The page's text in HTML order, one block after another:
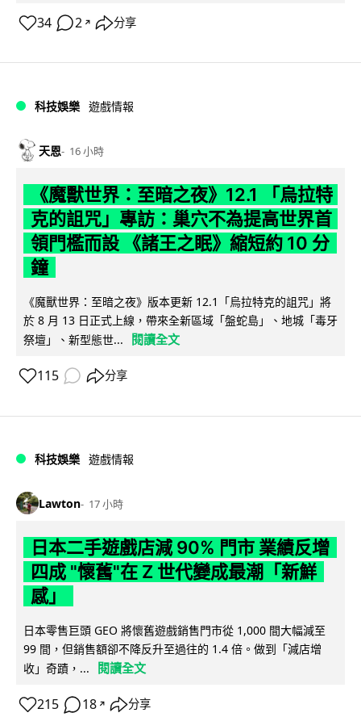
34 2 ↗ 分享
科技娛樂 遊戲情報
天恩 16 小時
《魔獸世界：至暗之夜》12.1 「烏拉特
克的詛咒」專訪：巢穴不為提高世界首
領門檻而設 《諸王之眠》縮短約 10 分
鐘
《魔獸世界：至暗之夜》版本更新 12.1「烏拉特克的詛咒」將
於 8 月 13 日正式上線，帶來全新區域「盤蛇島」、地城「毒牙
祭壇」、新型態世...
閱讀全文
115 分享
科技娛樂 遊戲情報
Lawton 17 小時
日本二手遊戲店減 90% 門市 業績反增
四成 "懷舊"在 Z 世代變成最潮「新鮮
感」
日本零售巨頭 GEO 將懷舊遊戲銷售門市從 1,000 間大幅減至
99 間，但銷售額卻不降反升至過往的 1.4 倍。做到「減店增
收」奇蹟，...
閱讀全文
215 18 ↗ 分享